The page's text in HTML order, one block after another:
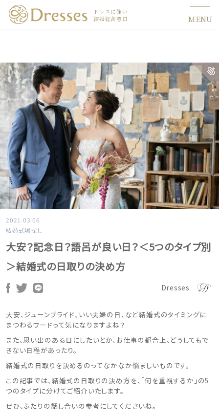
ドレスに強い
結婚総合窓口
MENU
2021.03.06
結婚式場探し
大安？記念日？語呂が良い日？＜5つのタイプ別
＞結婚式の日取りの決め方
Dresses
大安、ジューンブライド、いい夫婦の日、など結婚式のタイミングに
まつわるワードって気になりますよね？
また、思い出のある日にしたいとか、お仕事の都合上、どうしてもで
きない日程があったり。
結婚式の日取りを決めるのってなかなか悩ましいものです。
この記事では、結婚式の日取りの決め方を、「何を重視するか」の5
つのタイプに分けてご紹介いたします。
ぜひ、ふたりの話し合いの参考にしてくださいね。